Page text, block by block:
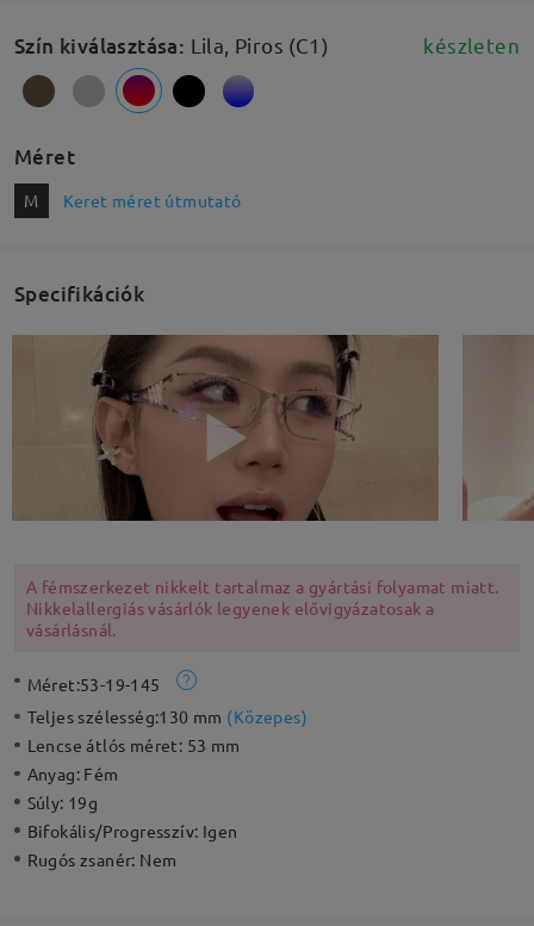
Szín kiválasztása: Lila, Piros (C1) készleten
Méret
M Keret méret útmutató
Specifikációk
A fémszerkezet nikkelt tartalmaz a gyártási folyamat miatt.
Nikkelallergiás vásárlók legyenek elővigyázatosak a
vásárlásnál.
Méret:53-19-145
Teljes szélesség:130 mm (Közepes)
Lencse átlós méret: 53 mm
Anyag: Fém
Súly: 19g
Bifokális/Progresszív: Igen
Rugós zsanér: Nem